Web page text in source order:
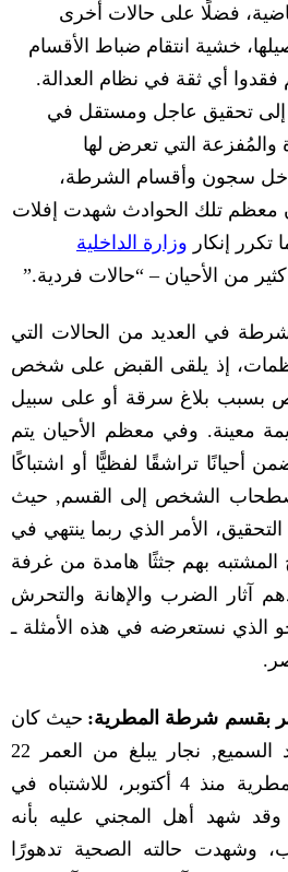
فضلًا على حالات أخرى
خشية انتقام ضباط الأقسام
فقدوا أي ثقة في نظام العدالة.
تحقيق عاجل ومستقل في
والمُفزعة التي تعرض لها
سجون وأقسام الشرطة،
معظم تلك الحوادث شهدت إفلات
تكرر إنكار وزارة الداخلية
كثير من الأحيان – “حالات فردية.”
في العديد من الحالات التي
إذ يلقى القبض على شخص
بسبب بلاغ سرقة أو على سبيل
معينة. وفي معظم الأحيان يتم
أحيانًا تراشقًا لفظيًّا أو اشتباكًا
اصطحاب الشخص إلى القسم, حيث
الأمر الذي ربما ينتهي في
بهم جثثًا هامدة من غرفة
آثار الضرب والإهانة والتحرش
الذي نستعرضه في هذه الأمثلة ـ
بقسم شرطة المطرية: حيث كان
السميع, نجار يبلغ من العمر
22
منذ 4
أكتوبر، للاشتباه في
وقد شهد أهل المجني عليه بأنه
وشهدت حالته الصحية تدهورًا